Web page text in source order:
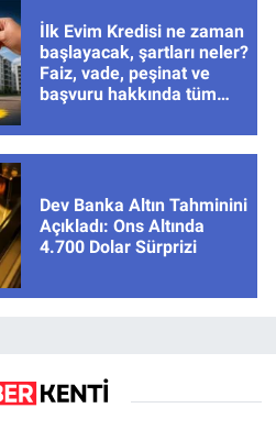
İlk Evim Kredisi ne zaman
başlayacak, şartları neler?
Faiz, vade, peşinat ve
başvuru hakkında tüm
Dev Banka Altın Tahminini
Açıkladı: Ons Altında
4.700 Dolar Sürprizi